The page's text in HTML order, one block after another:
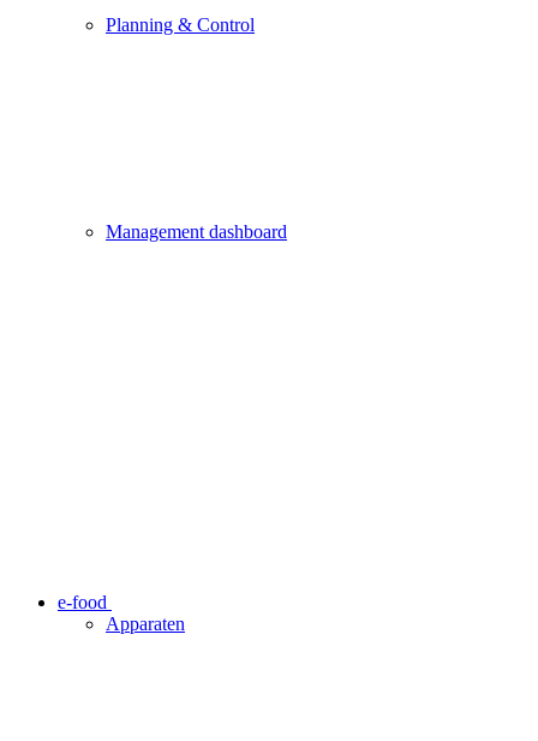
Planning & Control
Management dashboard
e-food
Apparaten